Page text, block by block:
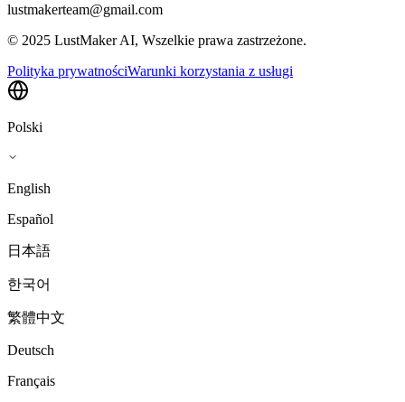
lustmakerteam@gmail.com
© 2025 LustMaker AI, Wszelkie prawa zastrzeżone.
Polityka prywatnościWarunki korzystania z usługi
Polski
English
Español
日本語
한국어
繁體中文
Deutsch
Français